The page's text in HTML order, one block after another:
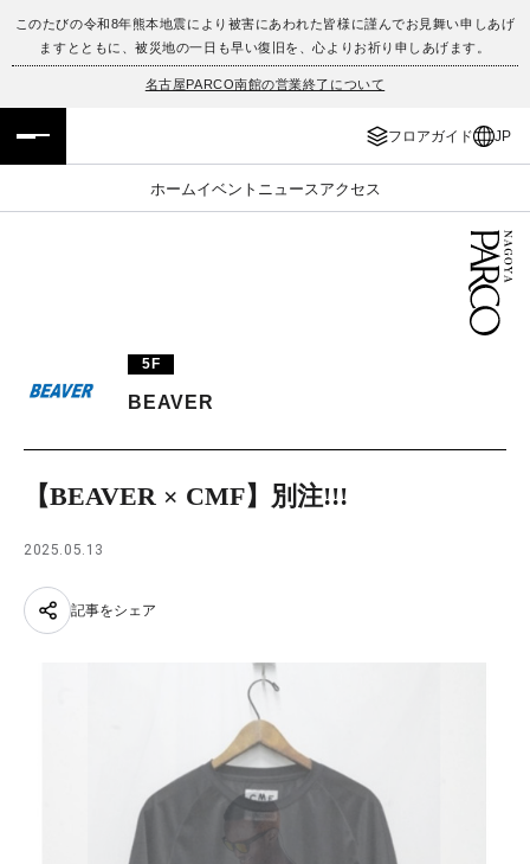
このたびの令和8年熊本地震により被害にあわれた皆様に謹んでお見舞い申しあげ
ますとともに、被災地の一日も早い復旧を、心よりお祈り申しあげます。
名古屋PARCO南館の営業終了について
フロアガイド JP
ホームイベント ニュース アクセス
フロアガイド
イベント・ポップアップ
TAX FREE
JP
ENGLISH
5F
BEAVER
【BEAVER × CMF】別注!!!
2025.05.13
記事をシェア